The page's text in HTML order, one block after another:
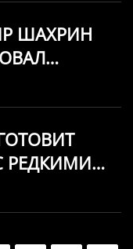
ШАХРИН
РЕДКИМИ